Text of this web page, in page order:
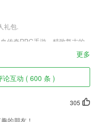
礼包.
传奇RPG手游，精致复古的
血传奇职业，融合的法战道的
样的传奇体验，魔龙战域单职
副本，玩家可以自由的进行挑
不一样的精彩软件
更多
论互动 ( 600 条 )
305